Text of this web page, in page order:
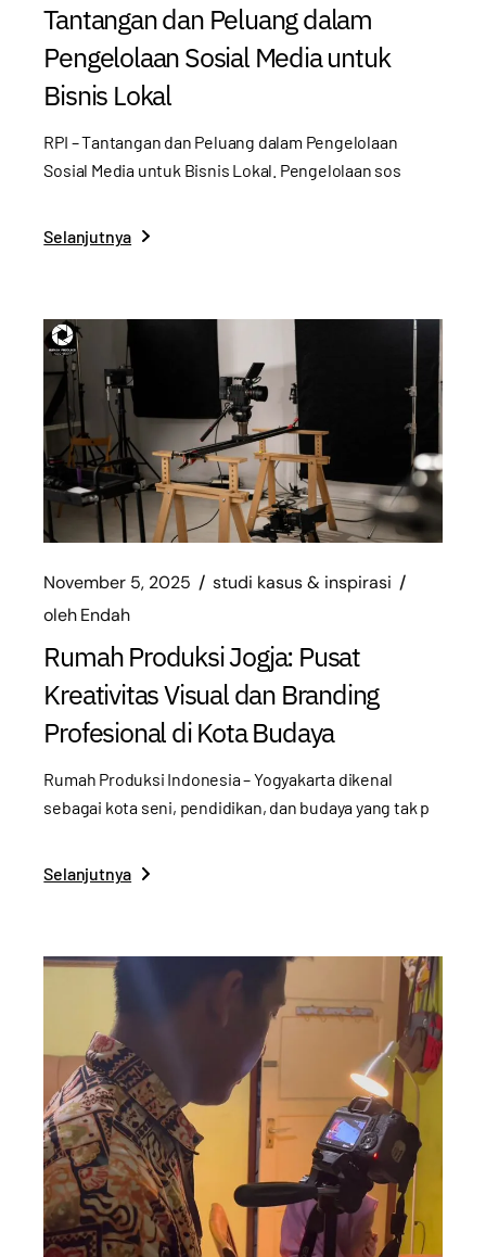
Tantangan dan Peluang dalam
Pengelolaan Sosial Media untuk
Bisnis Lokal
RPI – Tantangan dan Peluang dalam Pengelolaan
Sosial Media untuk Bisnis Lokal. Pengelolaan sos
Selanjutnya
November 5, 2025
studi kasus & inspirasi
olehEndah
Rumah Produksi Jogja: Pusat
Kreativitas Visual dan Branding
Profesional di Kota Budaya
Rumah Produksi Indonesia – Yogyakarta dikenal
sebagai kota seni, pendidikan, dan budaya yang tak p
Selanjutnya